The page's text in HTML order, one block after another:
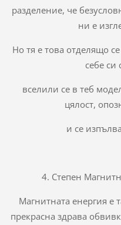
разделение, че
ни е
Но тя е това отделящо
себе си
вселили се в теб
цялост,
и се
4. Степен
Магнитната енергия е
прекрасна здрава